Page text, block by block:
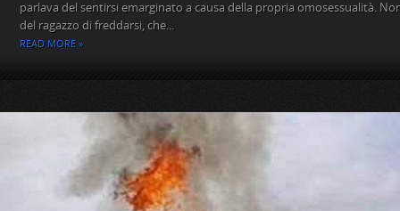
parlava del sentirsi emarginato a causa della propria omosessualità.
del ragazzo di freddarsi, che...
READ MORE »